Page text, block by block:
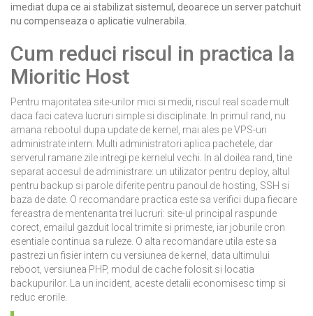
imediat dupa ce ai stabilizat sistemul, deoarece un server patchuit
nu compenseaza o aplicatie vulnerabila.
Cum reduci riscul in practica la
Mioritic Host
Pentru majoritatea site-urilor mici si medii, riscul real scade mult
daca faci cateva lucruri simple si disciplinate. In primul rand, nu
amana rebootul dupa update de kernel, mai ales pe VPS-uri
administrate intern. Multi administratori aplica pachetele, dar
serverul ramane zile intregi pe kernelul vechi. In al doilea rand, tine
separat accesul de administrare: un utilizator pentru deploy, altul
pentru backup si parole diferite pentru panoul de hosting, SSH si
baza de date. O recomandare practica este sa verifici dupa fiecare
fereastra de mentenanta trei lucruri: site-ul principal raspunde
corect, emailul gazduit local trimite si primeste, iar joburile cron
esentiale continua sa ruleze. O alta recomandare utila este sa
pastrezi un fisier intern cu versiunea de kernel, data ultimului
reboot, versiunea PHP, modul de cache folosit si locatia
backupurilor. La un incident, aceste detalii economisesc timp si
reduc erorile.